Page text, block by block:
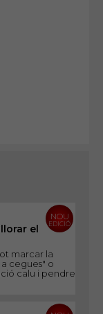
el
marcar la
cegues" o
calu i pendre
NOU
EDICIÓ